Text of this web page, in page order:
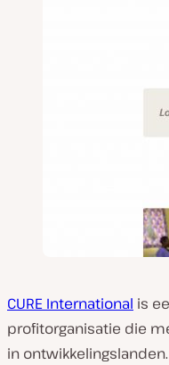
CURE International is
profitorganisatie die
in